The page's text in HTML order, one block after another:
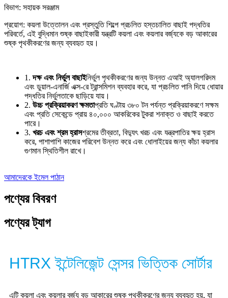
বিভাগ: সহায়ক সরঞ্জাম
প্রয়োগ: কয়লা উত্তোলন এবং প্রস্তুতি শিল্পে প্রচলিত হস্তচালিত বাছাই পদ্ধতির
পরিবর্তে, এই বুদ্ধিমান শুষ্ক বাছাইকারী যন্ত্রটি কয়লা এবং কয়লার বর্জ্যকে বড় আকারের
শুষ্ক পৃথকীকরণের জন্য ব্যবহৃত হয়।
1.দক্ষ এবং নির্ভুল বাছাইনির্ভুল পৃথকীকরণের জন্য উন্নত এআই অ্যালগরিদম
এবং ডুয়াল-এনার্জি এক্স-রে ট্রান্সমিশন ব্যবহার করে, যা প্রচলিত পানি দিয়ে ধোয়ার
পদ্ধতির নির্ভুলতাকে ছাড়িয়ে যায়।
2. উচ্চ প্রক্রিয়াকরণ ক্ষমতাপ্রতি ঘণ্টায় ৩৮০ টন পর্যন্ত প্রক্রিয়াকরণে সক্ষম
এবং প্রতি সেকেন্ডে প্রায় ৪০,০০০ আকরিকের টুকরা শনাক্ত ও বাছাই করতে
পারে।
3. খরচ এবং শ্রম হ্রাসশ্রমের তীব্রতা, বিদ্যুৎ খরচ এবং যন্ত্রপাতির ক্ষয় হ্রাস
করে, পাশাপাশি কাজের পরিবেশ উন্নত করে এবং ধোলাইয়ের জন্য কাঁচা কয়লার
গুণমান স্থিতিশীল রাখে।
আমাদেরকে ইমেল পাঠান
পণ্যের বিবরণ
পণ্যের ট্যাগ
HTRX ইন্টেলিজেন্ট সেন্সর ভিত্তিক সোর্টার
এটি কয়লা এবং কয়লার বর্জ্য বড় আকারের শুষ্ক পৃথকীকরণের জন্য ব্যবহৃত হয়, যা